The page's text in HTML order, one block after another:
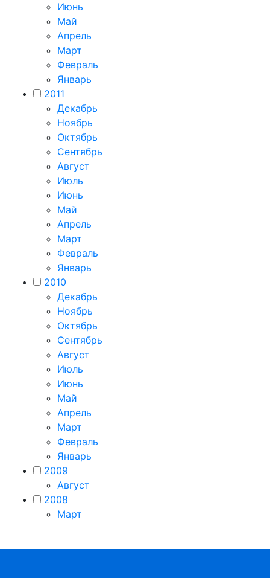
Июнь
Май
Апрель
Март
Февраль
Январь
2011
Декабрь
Ноябрь
Октябрь
Сентябрь
Август
Июль
Июнь
Май
Апрель
Март
Февраль
Январь
2010
Декабрь
Ноябрь
Октябрь
Сентябрь
Август
Июль
Июнь
Май
Апрель
Март
Февраль
Январь
2009
Август
2008
Март